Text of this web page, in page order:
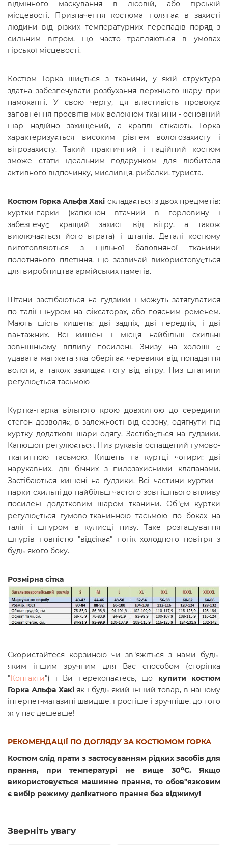
відмінного маскування в лісовій, або гірській
місцевості. Призначення костюма полягає в захисті
людини від різких температурних перепадів поряд з
сильним вітром, що часто трапляються в умовах
гірської місцевості.
Костюм Горка шиється з тканини, у якій структура
здатна забезпечувати розбухання верхнього шару при
намоканні. У свою чергу, ця властивість провокує
заповнення просвітів між волокном тканини - основний
шар надійно захищений, а краплі стікають. Горка
характеризується високим рівнем вологозахисту і
вітрозахисту. Такий практичний і надійний костюм
зможе стати ідеальним подарунком для любителя
активного відпочинку, мисливця, рибалки, туриста.
Костюм Горка Альфа Хакі складається з двох предметів:
куртки-парки (капюшон втачний в горловину і
забезпечує кращий захист від вітру, а також
виключається його втрата) і штанів. Деталі костюму
виготовляються з щільної бавовняної тканини
полотняного плетіння, що зазвичай використовується
для виробництва армійських наметів.
Штани застібаються на гудзики і можуть затягуватися
по талії шнуром на фіксаторах, або поясним ременем.
Мають шість кишень: дві задніх, дві передніх, і дві
вантажних. Всі кишені і місця найбільш схильні
зовнішньому впливу посилені. Знизу на холоші є
удавана манжета яка оберігає черевики від попадання
вологи, а також захищає ногу від вітру. Низ штанини
регулюється тасьмою
Куртка-парка вільного крою довжиною до середини
стегон дозволяє, в залежності від сезону, одягнути під
куртку додаткові шари одягу. Застібається на гудзики.
Капюшон регулюється. Низ рукавів оснащений гумово-
тканинною тасьмою. Кишень на куртці чотири: дві
нарукавних, дві бічних з пилозахисними клапанами.
Застібаються кишені на ґудзики. Всі частини куртки -
парки схильні до найбільш частого зовнішнього впливу
посилені додатковим шаром тканини. Об"єм куртки
регулюється гумово-тканинною тасьмою по боках на
талії і шнуром в кулисці низу. Таке розташування
шнурів повністю "відсікає" потік холодного повітря з
будь-якого боку.
Розмірна сітка
Скористайтеся корзиною чи зв"яжіться з нами будь-
яким іншим зручним для Вас способом (сторінка
"Контакти") і Ви переконаєтесь, що купити костюм
Горка Альфа Хакі як і будь-який інший товар, в нашому
інтернет-магазині швидше, простіше і зручніше, до того
ж у нас дешевше!
РЕКОМЕНДАЦІЇ ПО ДОГЛЯДУ ЗА КОСТЮМОМ ГОРКА
Костюм слід прати з застосуванням рідких засобів для
прання, при температурі не вище 30oC. Якщо
використовується машинне прання, то обов"язковим
є вибір режиму делікатного прання без віджиму!
Зверніть увагу